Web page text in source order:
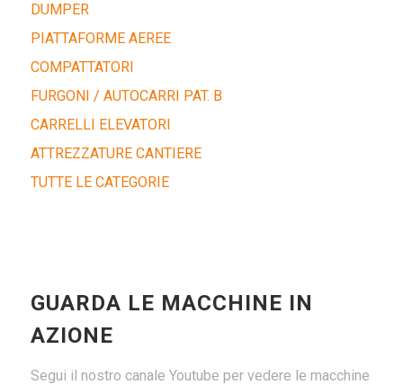
DUMPER
PIATTAFORME AEREE
COMPATTATORI
FURGONI / AUTOCARRI PAT. B
CARRELLI ELEVATORI
ATTREZZATURE CANTIERE
TUTTE LE CATEGORIE
GUARDA LE MACCHINE IN
AZIONE
Segui il nostro canale Youtube per vedere le macchine